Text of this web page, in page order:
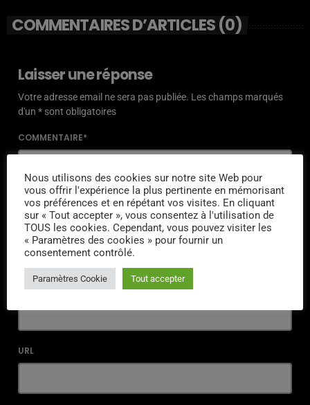
COMMENTAIRES D’ARTICLES (0)
Laisser une réponse
Votre adresse email ne sera pas publiée. Les champs marqués
d'un * sont obligatoires
COMMENTAIRE*
NOM*
EMAIL*
URL
Nous utilisons des cookies sur notre site Web pour
vous offrir l'expérience la plus pertinente en mémorisant
vos préférences et en répétant vos visites. En cliquant
sur « Tout accepter », vous consentez à l'utilisation de
TOUS les cookies. Cependant, vous pouvez visiter les
« Paramètres des cookies » pour fournir un
consentement contrôlé.
Paramètres Cookie Tout accepter